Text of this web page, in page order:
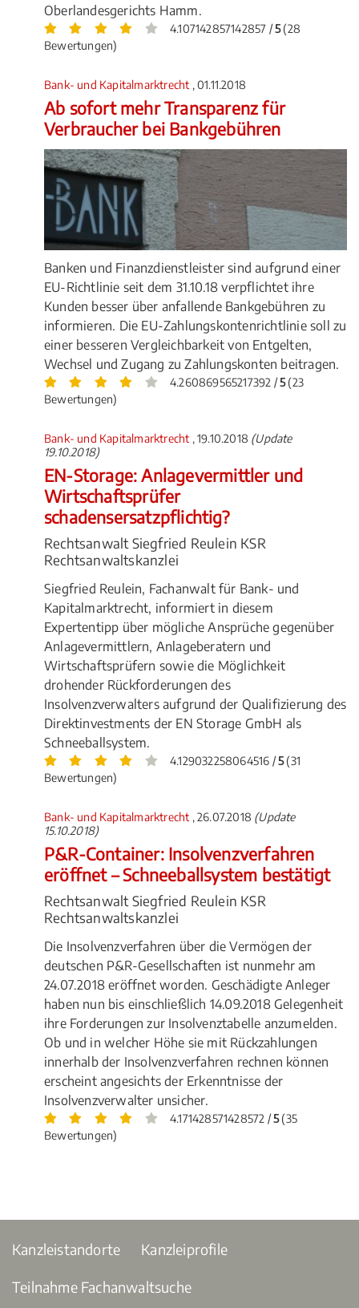
Oberlandesgerichts Hamm.
4.107142857142857 /5(28
Bewertungen)
Bank- und Kapitalmarktrecht , 01.11.2018
Ab sofort mehr Transparenz für
Verbraucher bei Bankgebühren
Banken und Finanzdienstleister sind aufgrund einer
EU-Richtlinie seit dem 31.10.18 verpflichtet ihre
Kunden besser über anfallende Bankgebühren zu
informieren. Die EU-Zahlungskontenrichtlinie soll zu
einer besseren Vergleichbarkeit von Entgelten,
Wechsel und Zugang zu Zahlungskonten beitragen.
4.260869565217392 /5(23
Bewertungen)
Bank- und Kapitalmarktrecht , 19.10.2018 (Update
19.10.2018)
EN-Storage: Anlagevermittler und
Wirtschaftsprüfer
schadensersatzpflichtig?
Rechtsanwalt Siegfried Reulein KSR
Rechtsanwaltskanzlei
Siegfried Reulein, Fachanwalt für Bank- und
Kapitalmarktrecht, informiert in diesem
Expertentipp über mögliche Ansprüche gegenüber
Anlagevermittlern, Anlageberatern und
Wirtschaftsprüfern sowie die Möglichkeit
drohender Rückforderungen des
Insolvenzverwalters aufgrund der Qualifizierung des
Direktinvestments der EN Storage GmbH als
Schneeballsystem.
4.129032258064516 /5(31
Bewertungen)
Bank- und Kapitalmarktrecht , 26.07.2018 (Update
15.10.2018)
P&R-Container: Insolvenzverfahren
eröffnet – Schneeballsystem bestätigt
Rechtsanwalt Siegfried Reulein KSR
Rechtsanwaltskanzlei
Die Insolvenzverfahren über die Vermögen der
deutschen P&R-Gesellschaften ist nunmehr am
24.07.2018 eröffnet worden. Geschädigte Anleger
haben nun bis einschließlich 14.09.2018 Gelegenheit
ihre Forderungen zur Insolvenztabelle anzumelden.
Ob und in welcher Höhe sie mit Rückzahlungen
innerhalb der Insolvenzverfahren rechnen können
erscheint angesichts der Erkenntnisse der
Insolvenzverwalter unsicher.
4.171428571428572 /5(35
Bewertungen)
Kanzleistandorte Kanzleiprofile
Teilnahme Fachanwaltsuche